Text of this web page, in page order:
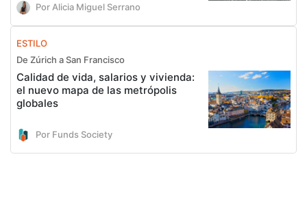
Por Alicia Miguel Serrano
ESTILO
De Zúrich a San Francisco
Calidad de vida, salarios y vivienda:
el nuevo mapa de las metrópolis
globales
Por Funds Society